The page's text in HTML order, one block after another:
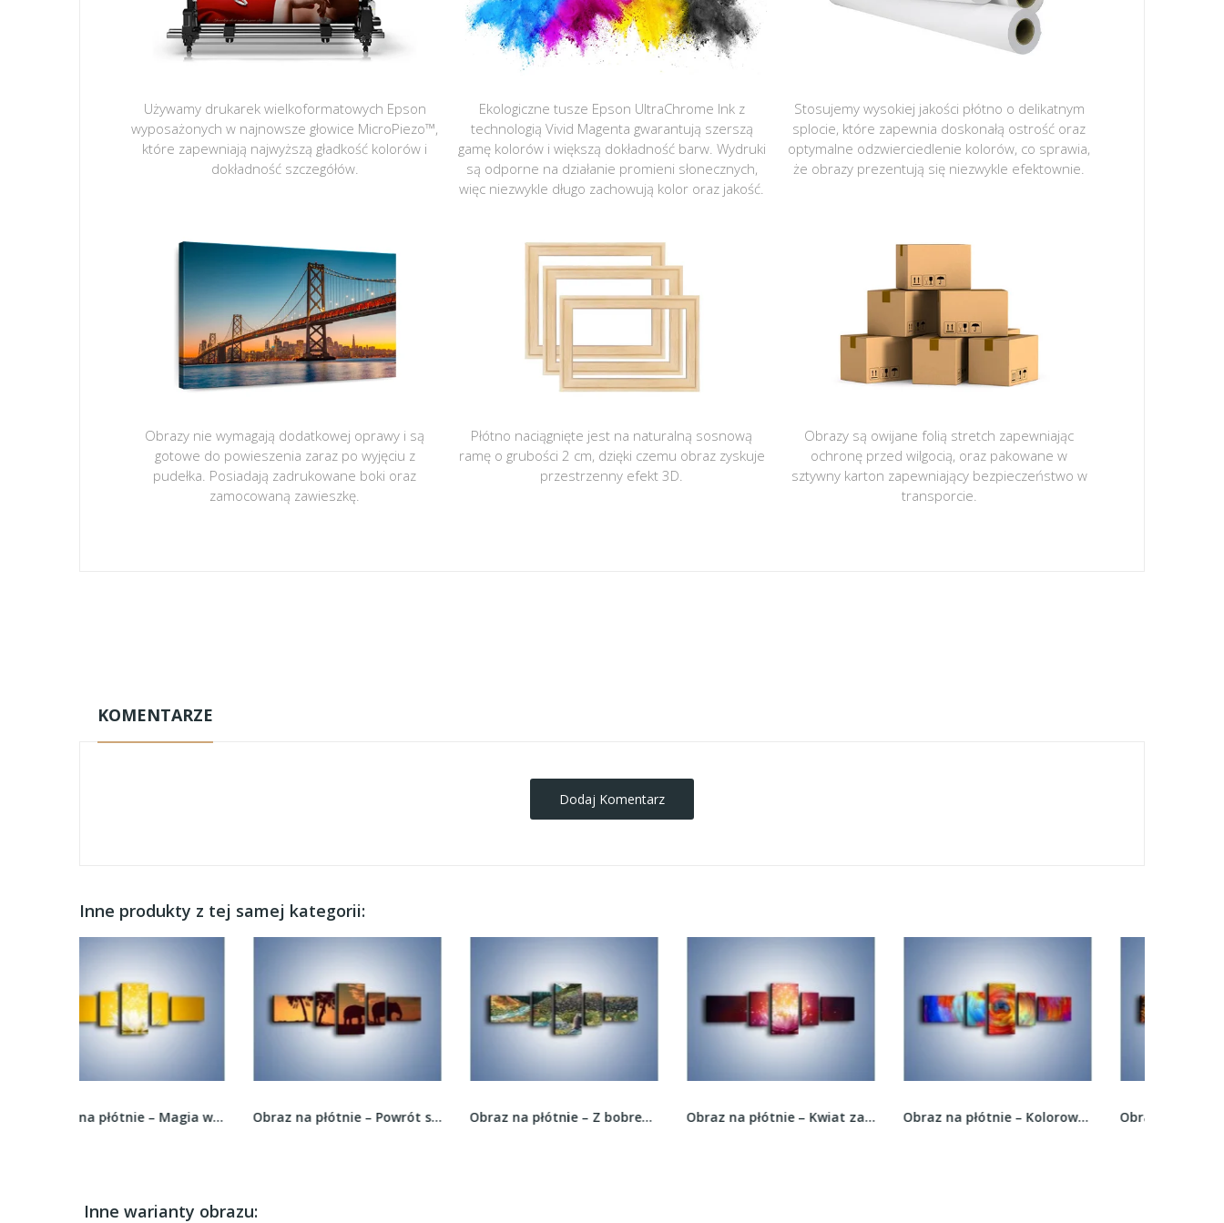
Używamy drukarek wielkoformatowych Epson
wyposażonych w najnowsze głowice MicroPiezo™,
które zapewniają najwyższą gładkość kolorów i
dokładność szczegółów.
Ekologiczne tusze Epson UltraChrome Ink z
technologią Vivid Magenta gwarantują szerszą
gamę kolorów i większą dokładność barw. Wydruki
są odporne na działanie promieni słonecznych,
więc niezwykle długo zachowują kolor oraz jakość.
Stosujemy wysokiej jakości płótno o delikatnym
splocie, które zapewnia doskonałą ostrość oraz
optymalne odzwierciedlenie kolorów, co sprawia,
że obrazy prezentują się niezwykle efektownie.
Obrazy nie wymagają dodatkowej oprawy i są
gotowe do powieszenia zaraz po wyjęciu z
pudełka. Posiadają zadrukowane boki oraz
zamocowaną zawieszkę.
Płótno naciągnięte jest na naturalną sosnową
ramę o grubości 2 cm, dzięki czemu obraz zyskuje
przestrzenny efekt 3D.
Obrazy są owijane folią stretch zapewniając
ochronę przed wilgocią, oraz pakowane w
sztywny karton zapewniający bezpieczeństwo w
transporcie.
KOMENTARZE
Dodaj Komentarz
Inne produkty z tej samej kategorii:
Obraz na płótnie – Powrót słoni do domu –... Obraz na płótnie – Z bobrem w stronę gór –... Obraz na płótnie – Kwiat zabłyszczał ciemna... Obraz na płótnie – Kolorowy wir –... Obraz na płótnie – Zamknięty krąg –...
Inne warianty obrazu: